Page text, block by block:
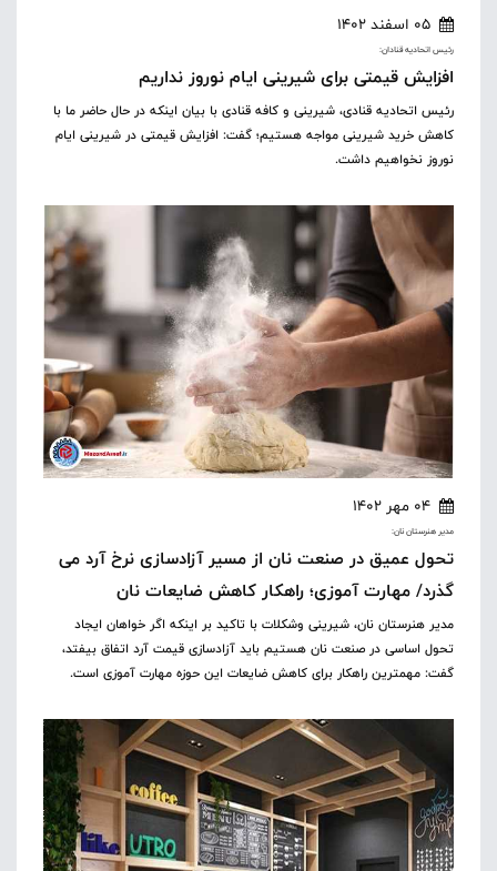
05 اسفند 1402
رئیس اتحادیه قنادان:
افزایش قیمتی برای شیرینی ایام نوروز نداریم
رئیس اتحادیه قنادی، شیرینی و کافه قنادی با بیان اینکه در حال حاضر ما با
کاهش خرید شیرینی مواجه هستیم؛ گفت: افزایش قیمتی در شیرینی ایام
نوروز نخواهیم داشت.
04 مهر 1402
مدیر هنرستان نان:
تحول عمیق در صنعت نان از مسیر آزادسازی نرخ آرد می
گذرد/ مهارت آموزی؛ راهکار کاهش ضایعات نان
مدیر هنرستان نان، شیرینی وشکلات با تاکید بر اینکه اگر خواهان ایجاد
تحول اساسی در صنعت نان هستیم باید آزادسازی قیمت آرد اتفاق بیفتد،
گفت: مهمترین راهکار برای کاهش ضایعات این حوزه مهارت آموزی است.